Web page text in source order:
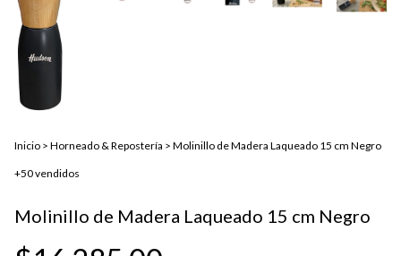
Inicio > Horneado & Repostería > Molinillo de Madera Laqueado 15 cm Negro
+50 vendidos
Molinillo de Madera Laqueado 15 cm Negro